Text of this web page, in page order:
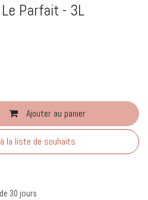
Parfait - 3L
Ajouter au panier
la liste de souhaits
30 jours